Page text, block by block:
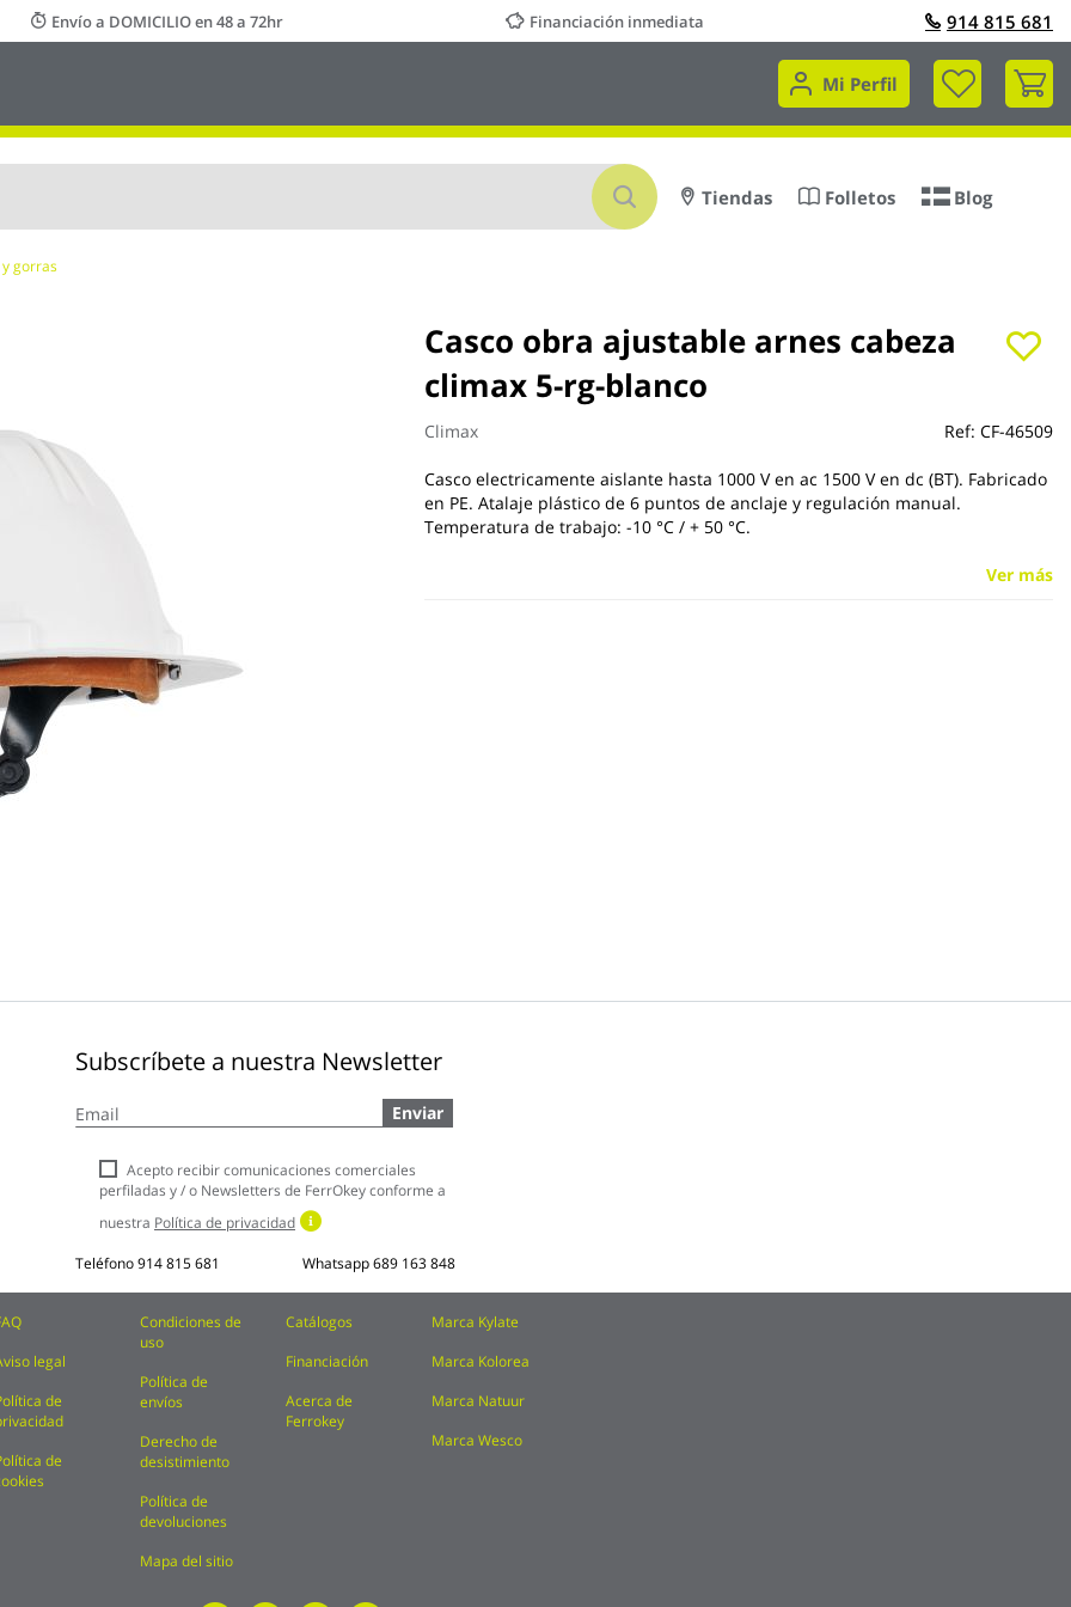
Envío a DOMICILIO en 48 a 72hr Financiación inmediata 914 815 681
Mi Perfil
Mi
Buscar
Tiendas Folletos Blog
gorras
Casco obra ajustable arnes cabeza
climax 5-rg-blanco
Climax Ref: CF-46509
Casco electricamente aislante hasta 1000 V en ac 1500 V en dc (BT). Fabricado
en PE. Atalaje plástico de 6 puntos de anclaje y regulación manual.
Temperatura de trabajo: -10 °C / + 50 °C.
Ver más
Subscríbete a nuestra Newsletter
a
boletín
noticias:
Enviar
Acepto recibir comunicaciones comerciales
perfiladas y / o Newsletters de FerrOkey conforme a
nuestra Política de privacidad
Teléfono914 815 681 Whatsapp689 163 848
legal
de
de
Condiciones de
uso
Política de
envíos
Derecho de
desistimiento
Política de
devoluciones
Mapa del sitio
Catálogos
Financiación
Acerca de
Ferrokey
Marca Kylate
Marca Kolorea
Marca Natuur
Marca Wesco